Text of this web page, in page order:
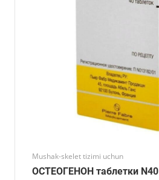
Mushak-skelet tizimi uchun
ОСТЕОГЕНОН таблетки N40